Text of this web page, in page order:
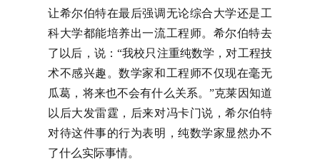
让希尔伯特在最后强调无论综合大学还是工
科大学都能培养出一流工程师。希尔伯特去
了以后，说：“我校只注重纯数学，对工程技
术不感兴趣。数学家和工程师不仅现在毫无
瓜葛，将来也不会有什么关系。”克莱因知道
以后大发雷霆，后来对冯卡门说，希尔伯特
对待这件事的行为表明，纯数学家显然办不
了什么实际事情。